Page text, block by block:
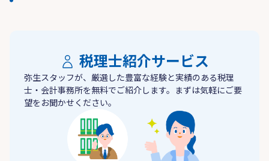
税理士紹介サービス
弥生スタッフが、厳選した豊富な経験と実績のある税理
士・会計事務所を無料でご紹介します。まずは気軽にご要
望をお聞かせください。